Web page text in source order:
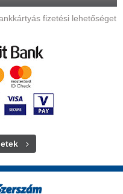
fizetési lehetőséget